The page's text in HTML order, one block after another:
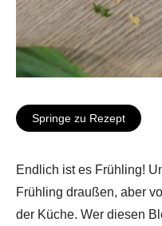
Springe zu Rezept
Endlich ist es Frühling!
Frühling draußen, aber
der Küche. Wer diesen